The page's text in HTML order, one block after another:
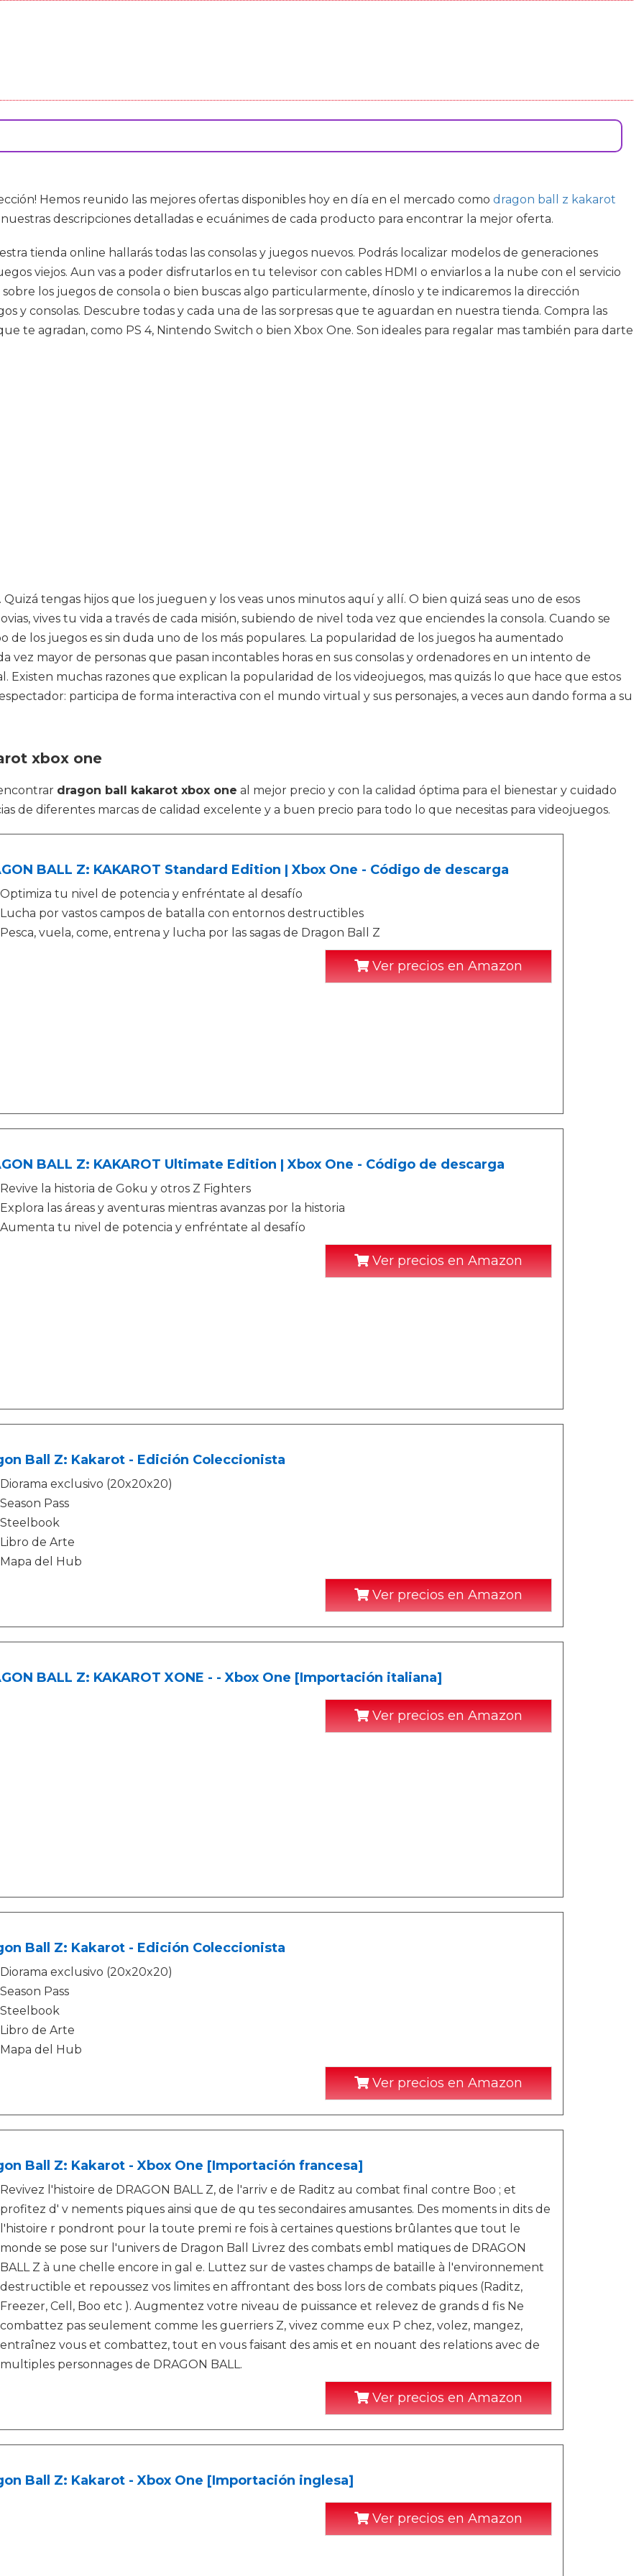
Hemos reunido las mejores ofertas disponibles hoy en día en el mercado como dragon ball z kakarot
nuestras descripciones detalladas e ecuánimes de cada producto para encontrar la mejor oferta.
tienda online hallarás todas las consolas y juegos nuevos. Podrás localizar modelos de generaciones
viejos. Aun vas a poder disfrutarlos en tu televisor con cables HDMI o enviarlos a la nube con el servicio
los juegos de consola o bien buscas algo particularmente, dínoslo y te indicaremos la dirección
y consolas. Descubre todas y cada una de las sorpresas que te aguardan en nuestra tienda. Compra las
te agradan, como PS 4, Nintendo Switch o bien Xbox One. Son ideales para regalar mas también para darte
tengas hijos que los jueguen y los veas unos minutos aquí y allí. O bien quizá seas uno de esos
vives tu vida a través de cada misión, subiendo de nivel toda vez que enciendes la consola. Cuando se
de los juegos es sin duda uno de los más populares. La popularidad de los juegos ha aumentado
mayor de personas que pasan incontables horas en sus consolas y ordenadores en un intento de
muchas razones que explican la popularidad de los videojuegos, mas quizás lo que hace que estos
participa de forma interactiva con el mundo virtual y sus personajes, a veces aun dando forma a su
xbox one
dragon ball kakarot xbox one al mejor precio y con la calidad óptima para el bienestar y cuidado
de diferentes marcas de calidad excelente y a buen precio para todo lo que necesitas para videojuegos.
BALL Z: KAKAROT Standard Edition | Xbox One - Código de descarga
Optimiza tu nivel de potencia y enfréntate al desafío
Lucha por vastos campos de batalla con entornos destructibles
Pesca, vuela, come, entrena y lucha por las sagas de Dragon Ball Z
Ver precios en Amazon
BALL Z: KAKAROT Ultimate Edition | Xbox One - Código de descarga
Revive la historia de Goku y otros Z Fighters
Explora las áreas y aventuras mientras avanzas por la historia
Aumenta tu nivel de potencia y enfréntate al desafío
Ver precios en Amazon
Ball Z: Kakarot - Edición Coleccionista
Diorama exclusivo (20x20x20)
Season Pass
Steelbook
Libro de Arte
Mapa del Hub
Ver precios en Amazon
BALL Z: KAKAROT XONE - - Xbox One [Importación italiana]
Ver precios en Amazon
Ball Z: Kakarot - Edición Coleccionista
Diorama exclusivo (20x20x20)
Season Pass
Steelbook
Libro de Arte
Mapa del Hub
Ver precios en Amazon
Ball Z: Kakarot - Xbox One [Importación francesa]
Revivez l'histoire de DRAGON BALL Z, de l'arriv e de Raditz au combat final contre Boo ; et
profitez d' v nements piques ainsi que de qu tes secondaires amusantes. Des moments in dits de
l'histoire r pondront pour la toute premi re fois à certaines questions brûlantes que tout le
monde se pose sur l'univers de Dragon Ball Livrez des combats embl matiques de DRAGON
BALL Z à une chelle encore in gal e. Luttez sur de vastes champs de bataille à l'environnement
destructible et repoussez vos limites en affrontant des boss lors de combats piques (Raditz,
Freezer, Cell, Boo etc ). Augmentez votre niveau de puissance et relevez de grands d fis Ne
combattez pas seulement comme les guerriers Z, vivez comme eux P chez, volez, mangez,
entraînez vous et combattez, tout en vous faisant des amis et en nouant des relations avec de
multiples personnages de DRAGON BALL.
Ver precios en Amazon
Ball Z: Kakarot - Xbox One [Importación inglesa]
Ver precios en Amazon